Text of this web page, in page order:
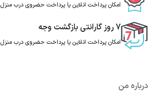
امکان پرداخت انلاین یا پرداخت حضروی درب منزل
7 روز گارانتی بازگشت وجه
امکان پرداخت انلاین یا پرداخت حضروی درب منزل
درباره من